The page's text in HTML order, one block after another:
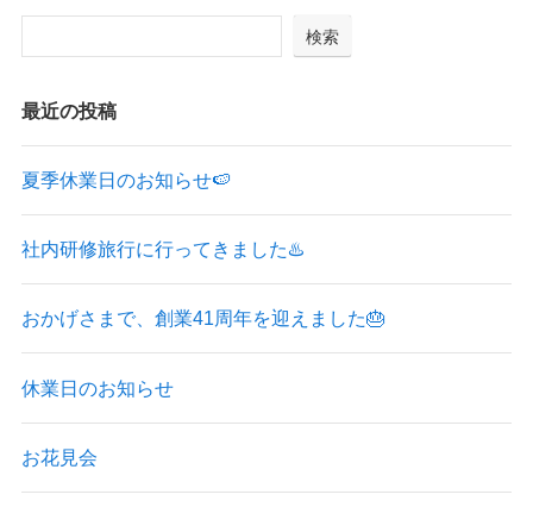
検索
最近の投稿
夏季休業日のお知らせ🍉
社内研修旅行に行ってきました♨️
おかげさまで、創業41周年を迎えました🎂
休業日のお知らせ
お花見会